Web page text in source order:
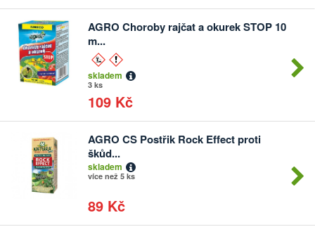
AGRO Choroby rajčat a okurek STOP 10
m...
skladem
3 ks
109 Kč
AGRO CS Postřik Rock Effect proti
škůd...
skladem
více než 5 ks
89 Kč
Počet